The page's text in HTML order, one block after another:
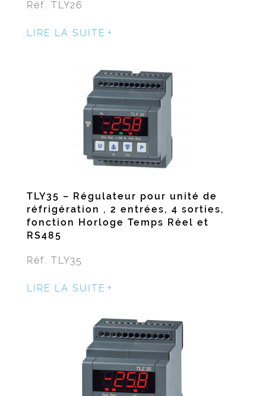
Réf. TLY26
LIRE LA SUITE
TLY35 – Régulateur pour unité de
réfrigération , 2 entrées, 4 sorties,
fonction Horloge Temps Réel et
RS485
Réf. TLY35
LIRE LA SUITE